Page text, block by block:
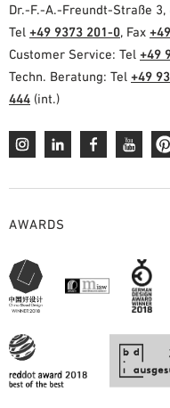
Dr.-F.-A.-Freundt-Straße
Tel +49 9373 201-0, Fax
Customer Service: Tel +49
Techn. Beratung: Tel +49
444 (int.)
AWARDS